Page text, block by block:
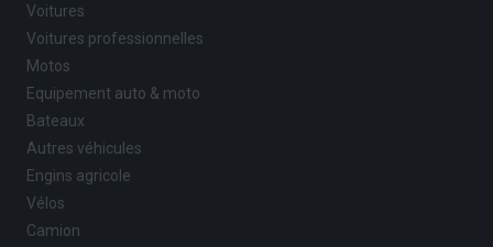
Voitures
Voitures professionnelles
Motos
Equipement auto & moto
Bateaux
Autres véhicules
Engins agricole
Vélos
Camion